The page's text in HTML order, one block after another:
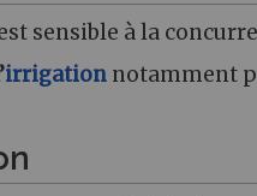
sensible à la
irrigation notamment